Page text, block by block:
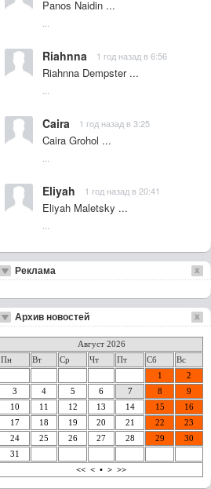
Panos Naidin ...
Riahnna 1 год назад в 6:56
Riahnna Dempster ...
Caira 1 год назад в 3:25
Caira Grohol ...
Eliyah 1 год назад в 20:41
Eliyah Maletsky ...
Реклама
Архив новостей
Август 2026
Пн
Вт Ср Чт Пт Сб
Вс
1
2
3
4 5 6 7 8
9
10
11 12 13 14 15
16
17
18 19 20 21 22
23
24
25 26 27 28 29
30
31
<< < • > >>